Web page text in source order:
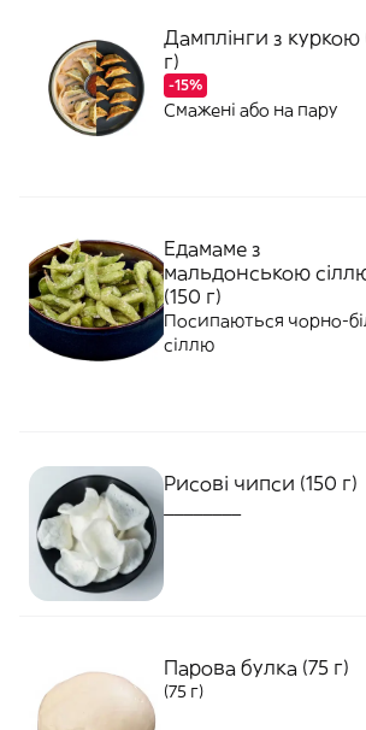
Дамплінги з куркою
г)
-15%
Смажені або на пару
Едамаме з
мальдонською
(150 г)
Посипаються чорно-
сіллю
Рисові чипси (150 г)
Парова булка (75 г)
(75 г)